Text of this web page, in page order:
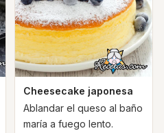
Cheesecake japonesa
Ablandar el queso al baño
maría a fuego lento.